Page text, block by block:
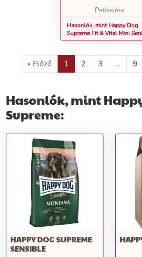
Petissimo
Hasonlók, mint Happy Dog
Supreme Fit & Vital Mini
800 g
« Előző 1 2 3 … 9
Hasonlók, mint
Supreme:
HAPPY DOG SUPREME
SENSIBLE